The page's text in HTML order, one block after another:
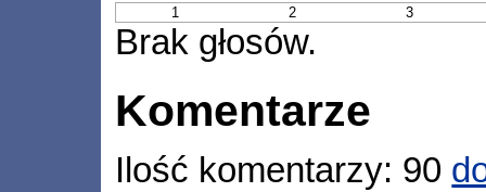
1 2 3
Brak głosów.
Komentarze
Ilość komentarzy: 90